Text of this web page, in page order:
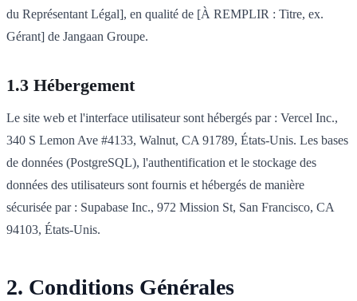
du Représentant Légal], en qualité de [À REMPLIR : Titre, ex.
Gérant] de Jangaan Groupe.
1.3 Hébergement
Le site web et l'interface utilisateur sont hébergés par : Vercel Inc.,
340 S Lemon Ave #4133, Walnut, CA 91789, États-Unis. Les bases
de données (PostgreSQL), l'authentification et le stockage des
données des utilisateurs sont fournis et hébergés de manière
sécurisée par : Supabase Inc., 972 Mission St, San Francisco, CA
94103, États-Unis.
2. Conditions Générales